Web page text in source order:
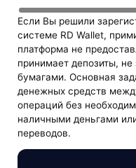
Если Вы решили
системе RD Wallet,
платформа не
принимает депозиты,
бумагами. Основная
денежных средств
операций без
наличными деньгами
переводов.